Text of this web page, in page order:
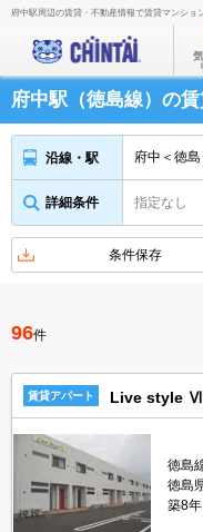
府中駅周辺の賃貸・不動産情報で賃貸マンショ
府中駅（徳島線）の
沿線・駅 府中＜徳
詳細条件 指定なし
条件保存
96件
賃貸アパート Live style Ⅵ
徳島
徳島
築8年